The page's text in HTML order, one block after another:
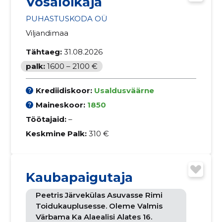
PUHASTUSKODA OÜ
Viljandimaa
Tähtaeg: 31.08.2026
palk: 1600 – 2100 €
Krediidiskoor: Usaldusväärne
Maineskoor: 1850
Töötajaid: –
Keskmine Palk: 310 €
Kaubapaigutaja
Peetris Järvekülas Asuvasse Rimi
Toidukauplusesse. Oleme Valmis
Värbama Ka Alaealisi Alates 16.